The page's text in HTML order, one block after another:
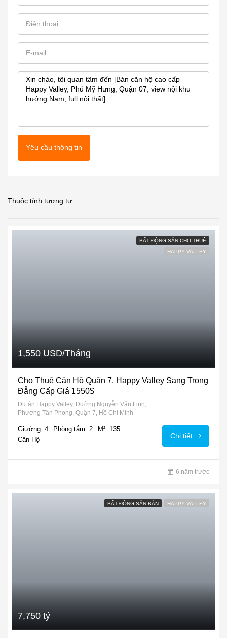
Yêu cầu thông tin
Thuộc tính tương tự
BẤT ĐỘNG SẢN CHO THUÊ
HAPPY VALLEY
1,550 USD/Tháng
Cho Thuê Căn Hộ Quận 7, Happy Valley Sang Trọng
Đẳng Cấp Giá 1550$
Dự án Happy Valley, Đường Nguyễn Văn Linh,
Phường Tân Phong, Quận 7, Hồ Chí Minh
Giường: 4 Phòng tắm: 2
M²: 135
Căn Hộ
Chi tiết
6 năm trước
BẤT ĐỘNG SẢN BÁN HAPPY VALLEY
7,750 tỷ